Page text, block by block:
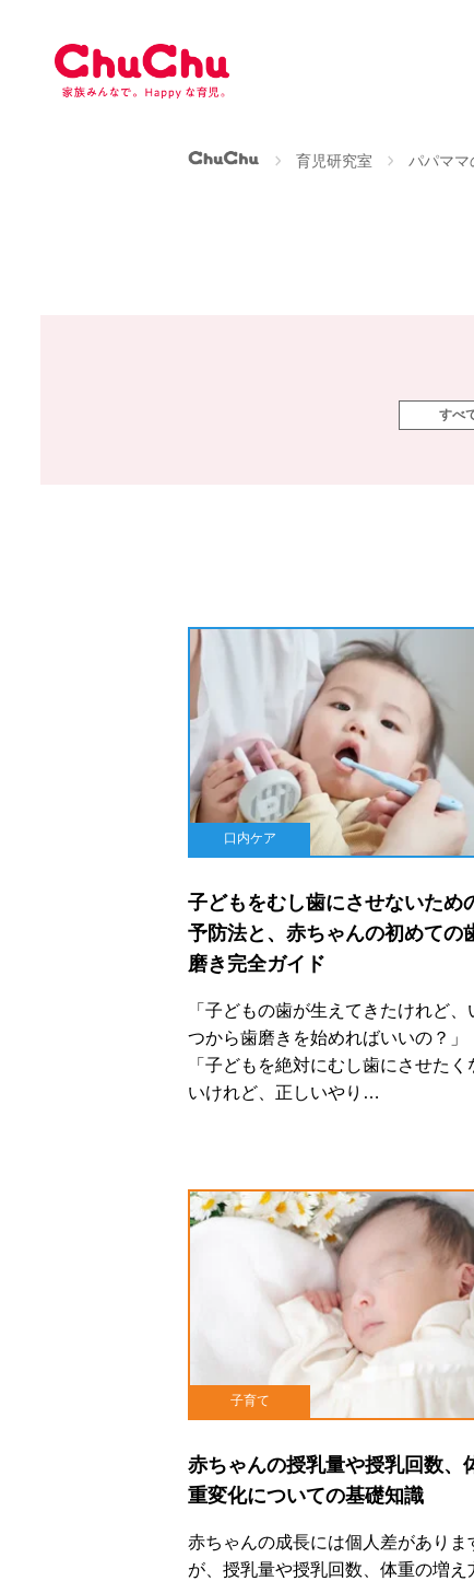
ChuChu公式サイト育児研究室 パパママ
すべ
口内ケア
子どもをむし歯にさせないため
予防法と、赤ちゃんの初めての
磨き完全ガイド
「子どもの歯が生えてきたけれど、
つから歯磨きを始めればいいの？」
「子どもを絶対にむし歯にさせたく
いけれど、正しいやり…
子育て
赤ちゃんの授乳量や授乳回数、
重変化についての基礎知識
赤ちゃんの成長には個人差がありま
が、授乳量や授乳回数、体重の増え